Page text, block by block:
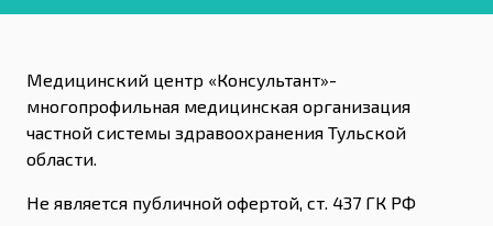
Медицинский центр «Консультант»-
многопрофильная медицинская организация
частной системы здравоохранения Тульской
области.
Не является публичной офертой, ст. 437 ГК РФ